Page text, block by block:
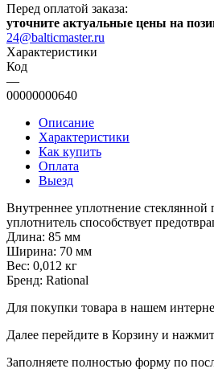
Перед оплатой заказа:
уточните актуальные цены на
24@balticmaster.ru
Характеристики
Код
—
00000000640
Описание
Характеристики
Как купить
Оплата
Выезд
Внутреннее уплотнение
уплотнитель способствует
Длина: 85 мм
Ширина: 70 мм
Вес: 0,012 кг
Бренд: Rational
Для покупки товара в нашем
Далее перейдите в Корзину и
​​​​​​​Заполняете полностью форму по